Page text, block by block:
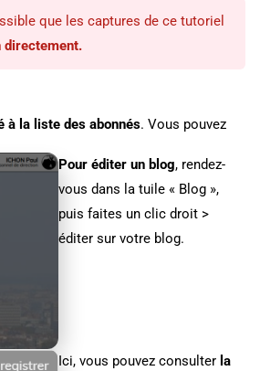
que les captures de ce tutoriel
directement.
à la liste des abonnés. Vous pouvez
Pour éditer un blog, rendez-
vous dans la tuile « Blog »,
puis faites un clic droit >
éditer sur votre blog.
Ici, vous pouvez consulterla